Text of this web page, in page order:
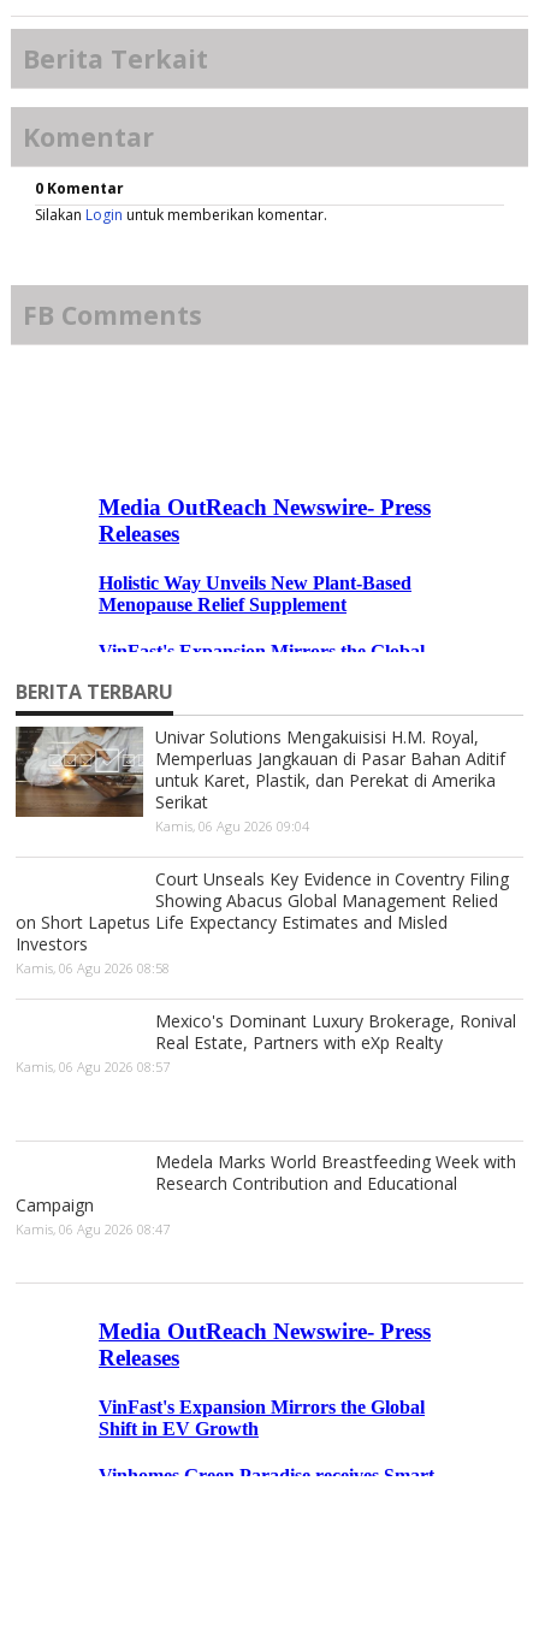
Berita Terkait
Komentar
0 Komentar
Silakan Login untuk memberikan komentar.
FB Comments
BERITA TERBARU
Univar Solutions Mengakuisisi H.M. Royal,
Memperluas Jangkauan di Pasar Bahan Aditif
untuk Karet, Plastik, dan Perekat di Amerika
Serikat
Kamis, 06 Agu 2026 09:04
Court Unseals Key Evidence in Coventry Filing
Showing Abacus Global Management Relied
on Short Lapetus Life Expectancy Estimates and Misled
Investors
Kamis, 06 Agu 2026 08:58
Mexico's Dominant Luxury Brokerage, Ronival
Real Estate, Partners with eXp Realty
Kamis, 06 Agu 2026 08:57
Medela Marks World Breastfeeding Week with
Research Contribution and Educational
Campaign
Kamis, 06 Agu 2026 08:47